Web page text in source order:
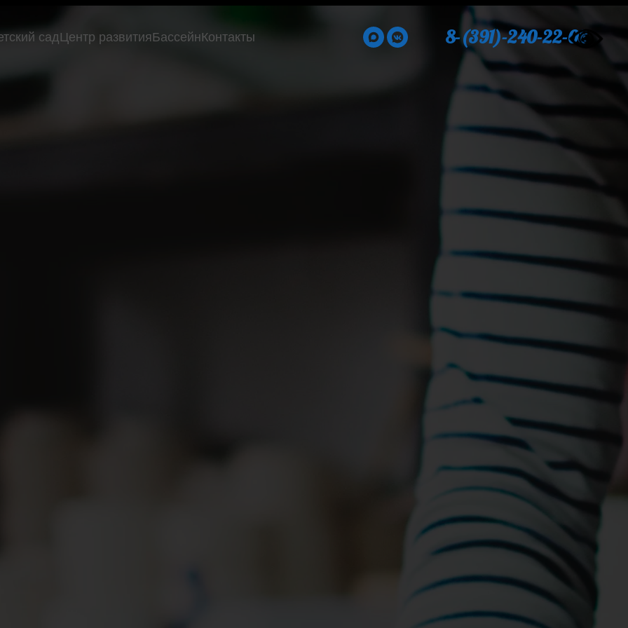
садЦентр развитияБассейнКонтакты 8-(391)-240-22-08